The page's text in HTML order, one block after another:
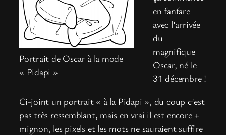
Portrait de Oscar à la mode
« Pidapi »
en fanfare
avec l’arrivée
du
magnifique
Oscar, né le
31 décembre !
Ci-joint un portrait « à la Pidapi », du coup c’est
pas très ressemblant, mais en vrai il est encore +
mignon, les pixels et les mots ne sauraient suffire